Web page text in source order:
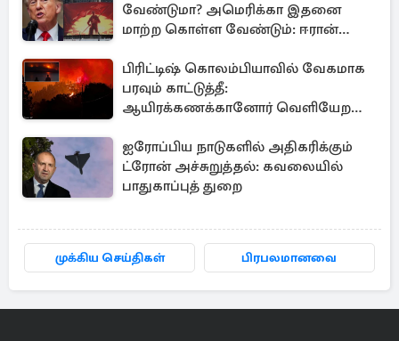
வேண்டுமா? அமெரிக்கா இதனை
மாற்ற கொள்ள வேண்டும்: ஈரான்
பிரிட்டிஷ் கொலம்பியாவில் வேகமாக
பரவும் காட்டுத்தீ:
ஆயிரக்கணக்கானோர் வெளியேற
ஐரோப்பிய நாடுகளில் அதிகரிக்கும்
ட்ரோன் அச்சுறுத்தல்: கவலையில்
பாதுகாப்புத் துறை
முக்கிய செய்திகள் பிரபலமானவை